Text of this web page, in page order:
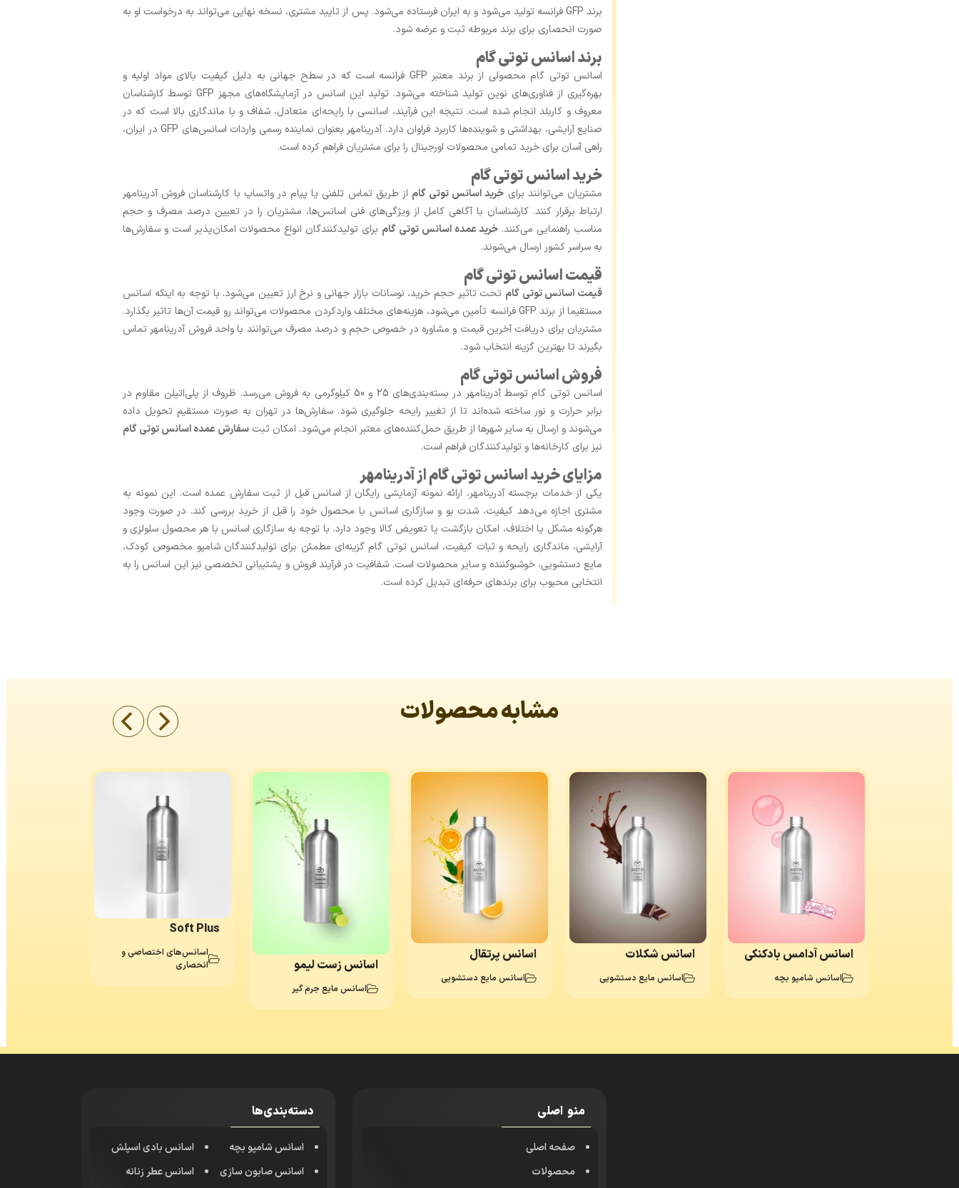
برند GFP فرانسه تولید می‌شود و به ایران فرستاده می‌شود. پس از تایید مشتری، نسخه نهایی می‌تواند به درخواست او به
‌صورت انحصاری برای برند مربوطه ثبت و عرضه شود.
برند اسانس توتی گام
اسانس توتی گام محصولی از برند معتبر GFP فرانسه است که در سطح جهانی به دلیل کیفیت بالای مواد اولیه و
بهره‌گیری از فناوری‌های نوین تولید شناخته می‌شود. تولید این اسانس در آزمایشگاه‌های مجهز GFP توسط کارشناسان
معروف و کاربلد انجام شده است. نتیجه این فرآیند، اسانسی با رایحه‌ای متعادل، شفاف و با ماندگاری بالا است که در
صنایع آرایشی، بهداشتی و شوینده‌ها کاربرد فراوان دارد. آدرینامهر بعنوان نماینده رسمی واردات اسانس‌های GFP در ایران،
راهی آسان برای خرید تمامی محصولات اورجینال را برای مشتریان فراهم کرده است.
خرید اسانس توتی گام
مشتریان می‌توانند برای خرید اسانس توتی گام از طریق تماس تلفنی یا پیام در واتساپ با کارشناسان فروش آدرینامهر
ارتباط برقرار کنند. کارشناسان با آگاهی کامل از ویژگی‌های فنی اسانس‌ها، مشتریان را در تعیین درصد مصرف و حجم
مناسب راهنمایی می‌کنند. خرید عمده اسانس توتی گام برای تولیدکنندگان انواع محصولات امکان‌پذیر است و سفارش‌ها
به سراسر کشور ارسال می‌شوند.
قیمت اسانس توتی گام
قیمت اسانس توتی گام تحت تاثیر حجم خرید، نوسانات بازار جهانی و نرخ ارز تعیین می‌شود. با توجه به اینکه اسانس
مستقیما از برند GFP فرانسه تأمین می‌شود، هزینه‌های مختلف واردکردن محصولات می‌تواند رو قیمت آن‌ها تاثیر بگذارد.
مشتریان برای دریافت آخرین قیمت و مشاوره در خصوص حجم و درصد مصرف می‌توانند با واحد فروش آدرینامهر تماس
بگیرند تا بهترین گزینه انتخاب شود.
فروش اسانس توتی گام
اسانس توتی گام توسط آدرینامهر در بسته‌بندی‌های 25 و 50 کیلوگرمی به فروش می‌رسد. ظروف از پلی‌اتیلن مقاوم در
برابر حرارت و نور ساخته شده‌اند تا از تغییر رایحه جلوگیری شود. سفارش‌ها در تهران به‌ صورت مستقیم تحویل داده
می‌شوند و ارسال به سایر شهرها از طریق حمل‌کننده‌های معتبر انجام می‌شود. امکان ثبت سفارش عمده اسانس توتی گام
نیز برای کارخانه‌ها و تولیدکنندگان فراهم است.
مزایای خرید اسانس توتی گام از آدرینامهر
یکی از خدمات برجسته آدرینامهر، ارائه نمونه آزمایشی رایگان از اسانس قبل از ثبت سفارش عمده است. این نمونه به
مشتری اجازه می‌دهد کیفیت، شدت بو و سازگاری اسانس با محصول خود را قبل از خرید بررسی کند. در صورت وجود
هرگونه مشکل یا اختلاف، امکان بازگشت یا تعویض کالا وجود دارد. با توجه به سازگاری اسانس با هر محصول سلولزی و
آرایشی، ماندگاری رایحه و ثبات کیفیت، اسانس توتی گام گزینه‌ای مطمئن برای تولیدکنندگان شامپو مخصوص کودک،
مایع دستشویی، خوشبوکننده و سایر محصولات است. شفافیت در فرآیند فروش و پشتیبانی تخصصی نیز این اسانس را به
انتخابی محبوب برای برندهای حرفه‌ای تبدیل کرده است.
مشابه محصولات
اسانس پرتقال
اسانس مایع دستشویی
اسانس شکلات
اسانس مایع دستشویی
اسانس آدامس بادکنکی
اسانس شامپو بچه
Soft Plus
اسانس‌های اختصاصی و
انحصاری
اسانس زست لیمو
اسانس مایع جرم گیر
منو اصلی
صفحه اصلی
محصولات
دسته‌بندی‌ها
اسانس شامپو بچه
اسانس بادی اسپلش
اسانس صابون سازی
اسانس عطر زنانه